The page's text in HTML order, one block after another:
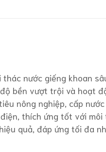
nước giếng khoan
bền vượt trội và hoạt
nông nghiệp, cấp
thích ứng tốt với
quả, đáp ứng tối đa